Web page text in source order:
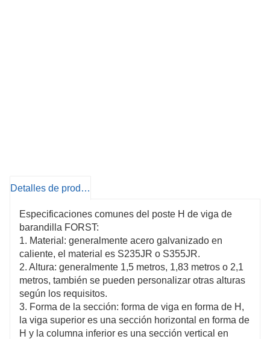
Detalles de producto
Especificaciones comunes del poste H de viga de
barandilla FORST:
1. Material: generalmente acero galvanizado en
caliente, el material es S235JR o S355JR.
2. Altura: generalmente 1,5 metros, 1,83 metros o 2,1
metros, también se pueden personalizar otras alturas
según los requisitos.
3. Forma de la sección: forma de viga en forma de H,
la viga superior es una sección horizontal en forma de
H y la columna inferior es una sección vertical en